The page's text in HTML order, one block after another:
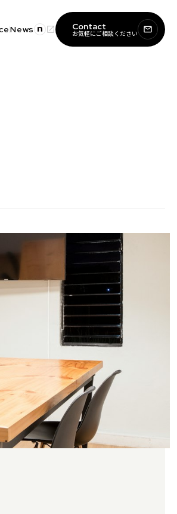
News launch Contact
お気軽にご相談ください mail_outline